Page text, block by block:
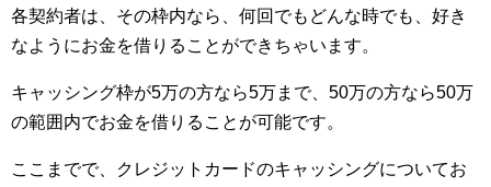
各契約者は、その枠内なら、何回でもどんな時でも、好き
なようにお金を借りることができちゃいます。
キャッシング枠が5万の方なら5万まで、50万の方なら50万
の範囲内でお金を借りることが可能です。
ここまでで、クレジットカードのキャッシングについてお